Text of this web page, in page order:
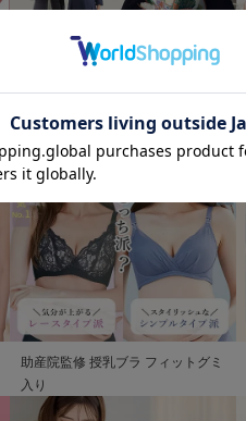
助産院監修 授乳ブラ フィットグミ
入り